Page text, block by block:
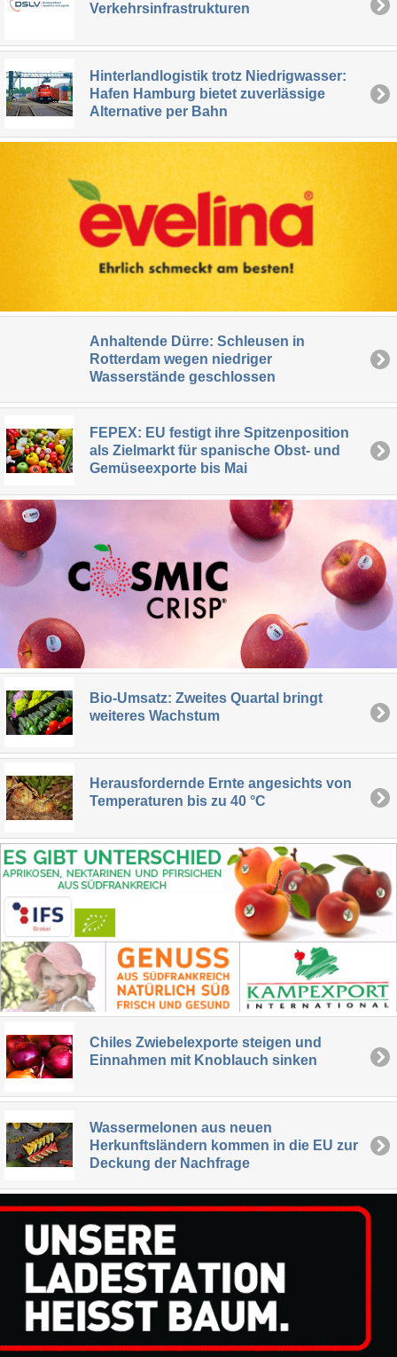
Verkehrsinfrastrukturen
Hinterlandlogistik trotz Niedrigwasser:
Hafen Hamburg bietet zuverlässige
Alternative per Bahn
Anhaltende Dürre: Schleusen in
Rotterdam wegen niedriger
Wasserstände geschlossen
FEPEX: EU festigt ihre Spitzenposition
als Zielmarkt für spanische Obst- und
Gemüseexporte bis Mai
Bio-Umsatz: Zweites Quartal bringt
weiteres Wachstum
Herausfordernde Ernte angesichts von
Temperaturen bis zu 40 °C
Chiles Zwiebelexporte steigen und
Einnahmen mit Knoblauch sinken
Wassermelonen aus neuen
Herkunftsländern kommen in die EU zur
Deckung der Nachfrage